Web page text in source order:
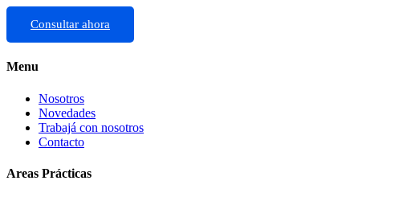
Consultar ahora
Menu
Nosotros
Novedades
Trabajá con nosotros
Contacto
Areas Prácticas